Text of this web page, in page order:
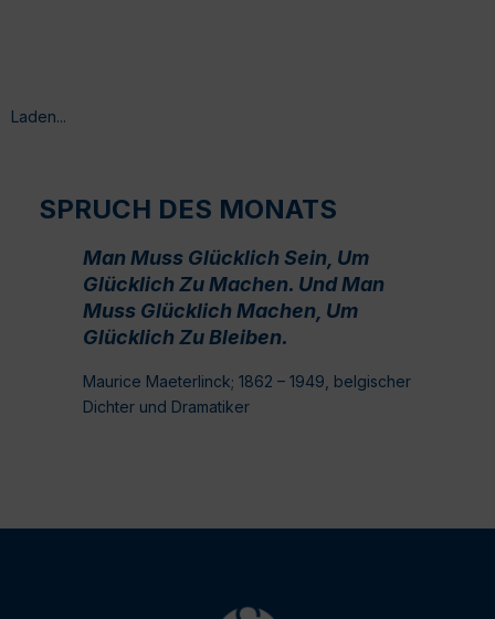
Laden...
SPRUCH DES MONATS
Man Muss Glücklich Sein, Um
Glücklich Zu Machen. Und Man
Muss Glücklich Machen, Um
Glücklich Zu Bleiben.
Maurice Maeterlinck; 1862 – 1949, belgischer
Dichter und Dramatiker